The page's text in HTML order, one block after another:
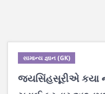
સામાન્ય જ્ઞાન (GK)
જયસિંહસૂરીએ કયા